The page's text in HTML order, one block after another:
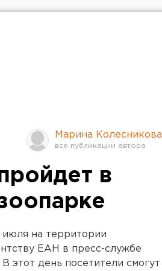
Марина Колесникова
в
июля на территории
ЕАН в пресс-службе
этот день посетители смогут